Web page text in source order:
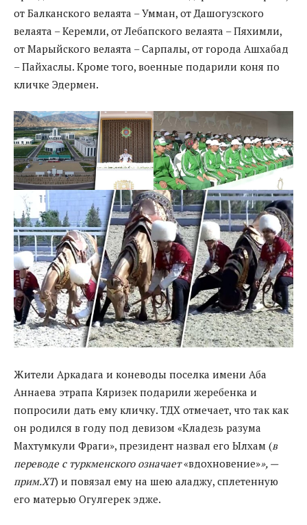
от Балканского велаята – Умман, от Дашогузского
велаята – Керемли, от Лебапского велаята – Пяхимли,
от Марыйского велаята – Сарпалы, от города Ашхабад
– Пайхаслы. Кроме того, военные подарили коня по
кличке Эдермен.
Жители Аркадага и коневоды поселка имени Аба
Аннаева этрапа Кяризек подарили жеребенка и
попросили дать ему кличку. ТДХ отмечает, что так как
он родился в году под девизом «Кладезь разума
Махтумкули Фраги», президент назвал его Ылхам (в
переводе с туркменского означает«вдохновение»», —
прим.ХТ) и повязал ему на шею аладжу, сплетенную
его матерью Огулгерек эдже.